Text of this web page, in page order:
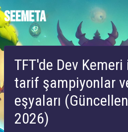
SEEMETA
TFT'de Dev
tarif şampiyonlar
eşyaları
2026)